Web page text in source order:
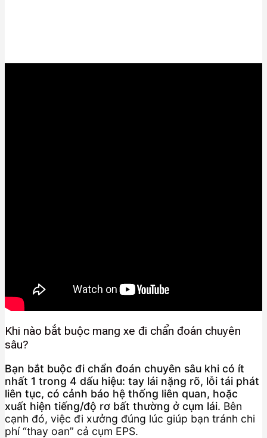
Khi nào bắt buộc mang xe đi chẩn đoán chuyên
sâu?
Bạn bắt buộc đi chẩn đoán chuyên sâu khi có ít
nhất 1 trong 4 dấu hiệu: tay lái nặng rõ, lỗi tái phát
liên tục, có cảnh báo hệ thống liên quan, hoặc
xuất hiện tiếng/độ rơ bất thường ở cụm lái. Bên
cạnh đó, việc đi xưởng đúng lúc giúp bạn tránh chi
phí “thay oan” cả cụm EPS.